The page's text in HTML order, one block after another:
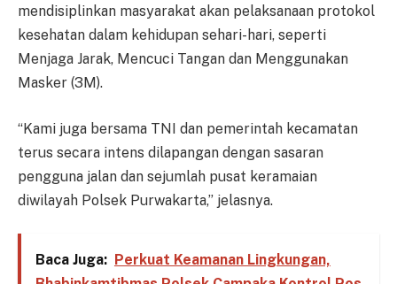
mendisiplinkan masyarakat akan pelaksanaan protokol
kesehatan dalam kehidupan sehari-hari, seperti
Menjaga Jarak, Mencuci Tangan dan Menggunakan
Masker (3M).
“Kami juga bersama TNI dan pemerintah kecamatan
terus secara intens dilapangan dengan sasaran
pengguna jalan dan sejumlah pusat keramaian
diwilayah Polsek Purwakarta,” jelasnya.
Baca Juga: Perkuat Keamanan Lingkungan,